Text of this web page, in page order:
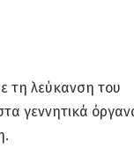
τη λεύκανση του
γεννητικά